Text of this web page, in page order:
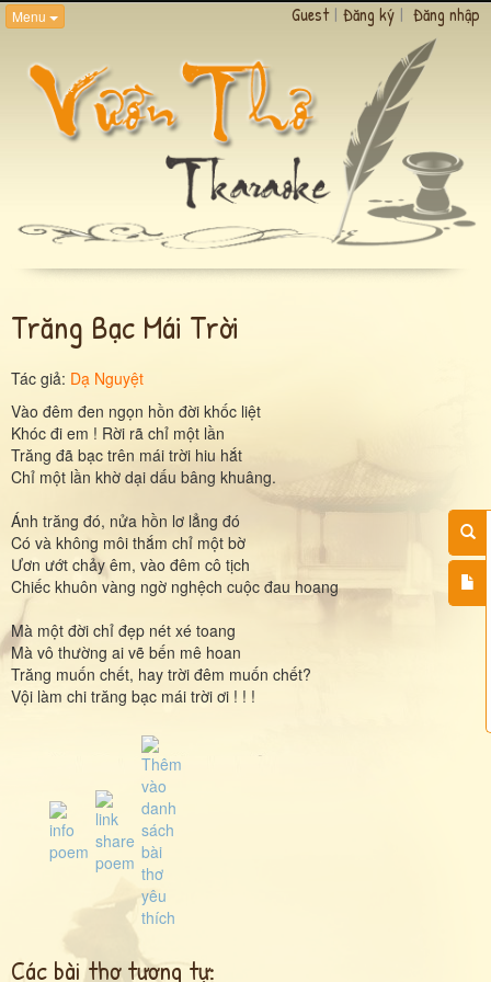
Menu Guest | Đăng ký | Đăng nhập
Trăng Bạc Mái Trời
Tác giả: Dạ Nguyệt
Vào đêm đen ngọn hồn đời khốc liệt
Khóc đi em ! Rời rã chỉ một lần
Trăng đã bạc trên mái trời hiu hắt
Chỉ một lần khờ dại dấu bâng khuâng.
Ánh trăng đó, nửa hồn lơ lẳng đó
Có và không môi thắm chỉ một bờ
Ươn ướt chảy êm, vào đêm cô tịch
Chiếc khuôn vàng ngờ nghệch cuộc đau hoang
Mà một đời chỉ đẹp nét xé toang
Mà vô thường ai vẽ bến mê hoan
Trăng muốn chết, hay trời đêm muốn chết?
Vội làm chi trăng bạc mái trời ơi ! ! !
Các bài thơ tương tự: